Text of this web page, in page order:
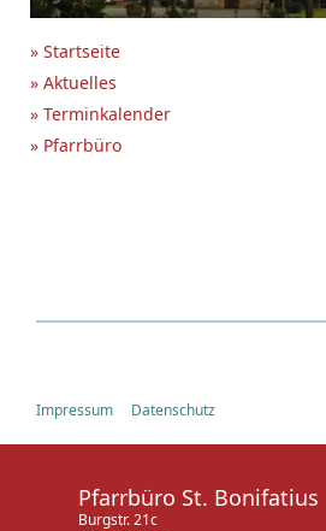
» Startseite
» Aktuelles
» Terminkalender
» Pfarrbüro
Impressum Datenschutz
Pfarrbüro St. Bonifatius
Burgstr. 21c